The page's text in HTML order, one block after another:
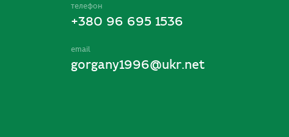
телефон
+380 96 695 1536
email
gorgany1996@ukr.net